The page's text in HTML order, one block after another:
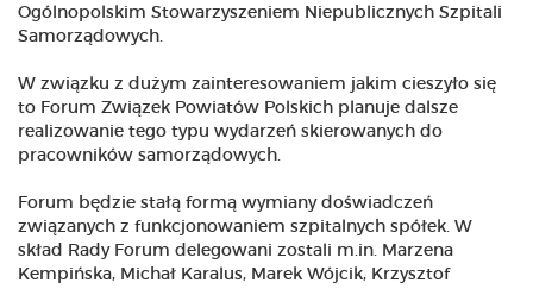
Ogólnopolskim Stowarzyszeniem Niepublicznych Szpitali
Samorządowych.
W związku z dużym zainteresowaniem jakim cieszyło się
to Forum Związek Powiatów Polskich planuje dalsze
realizowanie tego typu wydarzeń skierowanych do
pracowników samorządowych.
Forum będzie stałą formą wymiany doświadczeń
związanych z funkcjonowaniem szpitalnych spółek. W
skład Rady Forum delegowani zostali m.in. Marzena
Kempińska, Michał Karalus, Marek Wójcik, Krzysztof